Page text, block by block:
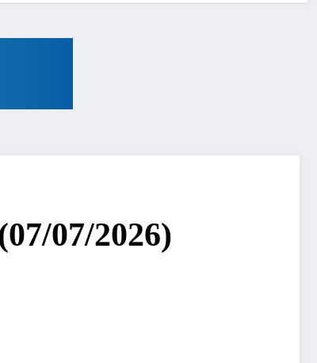
07/2026)